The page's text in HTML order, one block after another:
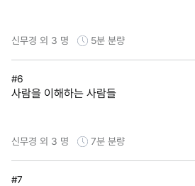
신무경 외 3 명 5분 분량
#6
사람을 이해하는 사람들
신무경 외 3 명 7분 분량
#7